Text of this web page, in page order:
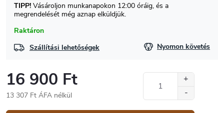
Raktáron
TIPP! Vásároljon munkanapokon 12:00 óráig, és a
megrendelését még aznap elküldjük.
Szállítási lehetőségek Nyomon követés
16 900 Ft
13 307 Ft ÁFA nélkül